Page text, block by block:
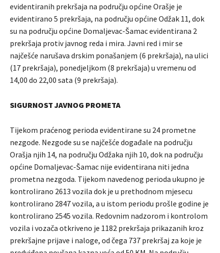
evidentiranih prekršaja na području općine Orašje je
evidentirano 5 prekršaja, na području općine Odžak 11, dok
su na području općine Domaljevac-Šamac evidentirana 2
prekršaja protiv javnog reda i mira. Javni red i mir se
najčešće narušava drskim ponašanjem (6 prekršaja), na ulici
(17 prekršaja), ponedjeljkom (8 prekršaja) u vremenu od
14,00 do 22,00 sata (9 prekršaja).
SIGURNOST JAVNOG PROMETA
Tijekom praćenog perioda evidentirane su 24 prometne
nezgode. Nezgode su se najčešće događale na području
Orašja njih 14, na području Odžaka njih 10, dok na području
općine Domaljevac-Šamac nije evidentirana niti jedna
prometna nezgoda. Tijekom navedenog perioda ukupno je
kontrolirano 2613 vozila dok je u prethodnom mjesecu
kontrolirano 2847 vozila, a u istom periodu prošle godine je
kontrolirano 2545 vozila. Redovnim nadzorom i kontrolom
vozila i vozača otkriveno je 1182 prekršaja prikazanih kroz
prekršajne prijave i naloge, od čega 737 prekršaj za koje je